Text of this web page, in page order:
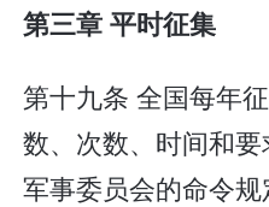
第三章 平时征集
第十九条 全国每年
数、次数、时间和
军事委员会的命令规